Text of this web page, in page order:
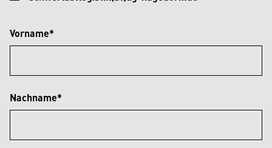
Vorname*
Nachname*